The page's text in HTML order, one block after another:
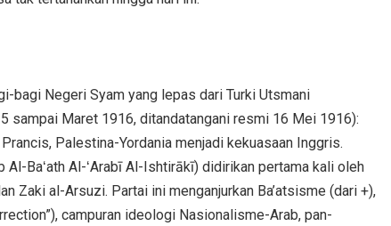
bagi Negeri Syam yang lepas dari Turki Utsmani
sampai Maret 1916, ditandatangani resmi 16 Mei 1916):
Palestina-Yordania menjadi kekuasaan Inggris.
Al-Baʻath Al-ʻArabī Al-Ishtirākī) didirikan pertama kali oleh
Zaki al-Arsuzi. Partai ini menganjurkan Ba’atsisme (dari +),
campuran ideologi Nasionalisme-Arab, pan-